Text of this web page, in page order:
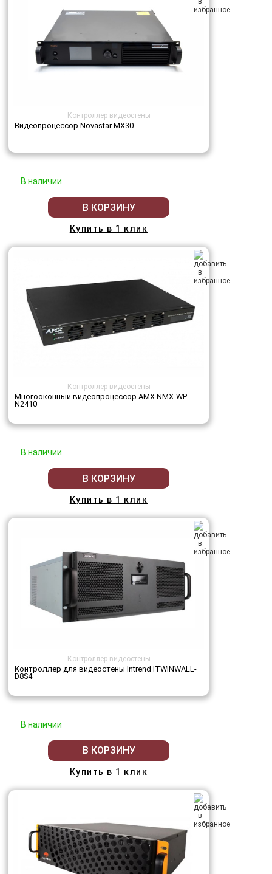
Контроллер видеостены
Видеопроцессор Novastar MX30
В наличии
В КОРЗИНУ
Купить в 1 клик
Контроллер видеостены
Многооконный видеопроцессор AMX NMX-WP-
N2410
В наличии
В КОРЗИНУ
Купить в 1 клик
Контроллер видеостены
Контроллер для видеостены Intrend ITWINWALL-
D8S4
В наличии
В КОРЗИНУ
Купить в 1 клик